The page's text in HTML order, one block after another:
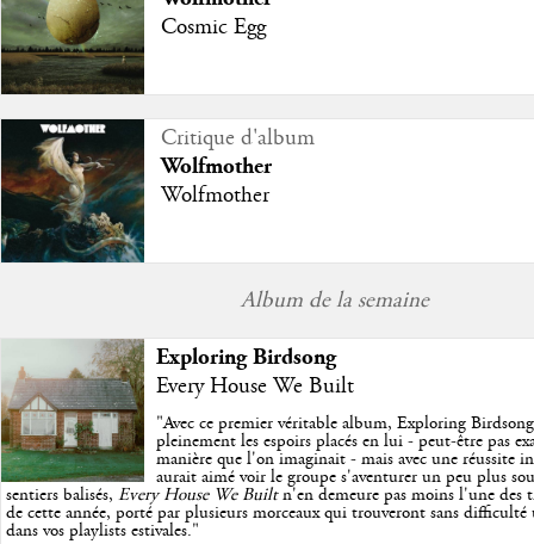
Cosmic Egg
Critique d'album
Wolfmother
Wolfmother
Album de la semaine
Exploring Birdsong
Every House We Built
"Avec ce premier véritable album, Exploring
pleinement les espoirs placés en lui - peut-être pas
manière que l'on imaginait - mais avec une réussite
aurait aimé voir le groupe s'aventurer un peu plus
sentiers balisés, Every House We Builtn'en demeure pas moins l'une des
de cette année, porté par plusieurs morceaux qui trouveront sans difficulté
dans vos playlists estivales."